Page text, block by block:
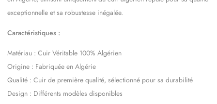
exceptionnelle et sa robustesse inégalée.
Caractéristiques :
Matériau : Cuir Véritable 100% Algérien
Origine : Fabriquée en Algérie
Qualité : Cuir de première qualité, sélectionné pour sa durabilité
Design : Différents modèles disponibles